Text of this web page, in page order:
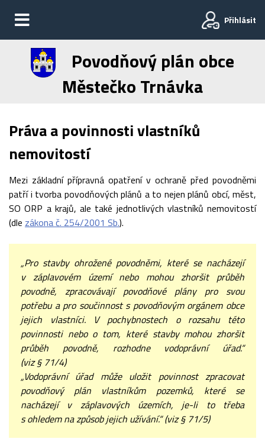
Přihlásit
Povodňový plán obce
Městečko Trnávka
Práva a povinnosti vlastníků
nemovitostí
Mezi základní přípravná opatření v ochraně před povodněmi
patří i tvorba povodňových plánů a to nejen plánů obcí, měst,
SO ORP a krajů, ale také jednotlivých vlastníků nemovitostí
(dle zákona č. 254/2001 Sb.).
„Pro stavby ohrožené povodněmi, které se nacházejí
v záplavovém území nebo mohou zhoršit průběh
povodně, zpracovávají povodňové plány pro svou
potřebu a pro součinnost s povodňovým orgánem obce
jejich vlastníci. V pochybnostech o rozsahu této
povinnosti nebo o tom, které stavby mohou zhoršit
průběh povodně, rozhodne vodoprávní úřad.“
(viz § 71/4)
„Vodoprávní úřad může uložit povinnost zpracovat
povodňový plán vlastníkům pozemků, které se
nacházejí v záplavových územích, je-li to třeba
s ohledem na způsob jejich užívání.“ (viz § 71/5)